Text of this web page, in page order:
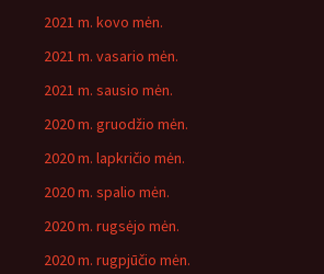
2021 m. kovo mėn.
2021 m. vasario mėn.
2021 m. sausio mėn.
2020 m. gruodžio mėn.
2020 m. lapkričio mėn.
2020 m. spalio mėn.
2020 m. rugsėjo mėn.
2020 m. rugpjūčio mėn.